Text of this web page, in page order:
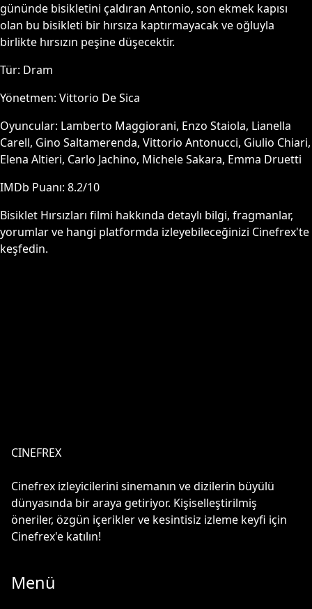
gününde bisikletini çaldıran Antonio, son ekmek kapısı
olan bu bisikleti bir hırsıza kaptırmayacak ve oğluyla
birlikte hırsızın peşine düşecektir.
Tür: Dram
Yönetmen: Vittorio De Sica
Oyuncular: Lamberto Maggiorani, Enzo Staiola, Lianella
Carell, Gino Saltamerenda, Vittorio Antonucci, Giulio Chiari,
Elena Altieri, Carlo Jachino, Michele Sakara, Emma Druetti
IMDb Puanı: 8.2/10
Bisiklet Hırsızları filmi hakkında detaylı bilgi, fragmanlar,
yorumlar ve hangi platformda izleyebileceğinizi Cinefrex'te
keşfedin.
CINEFREX
Cinefrex izleyicilerini sinemanın ve dizilerin büyülü
dünyasında bir araya getiriyor. Kişiselleştirilmiş
öneriler, özgün içerikler ve kesintisiz izleme keyfi için
Cinefrex'e katılın!
Menü